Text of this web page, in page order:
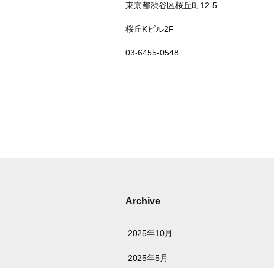
東京都渋谷区桜丘町12-5
桜丘Kビル2F
03-6455-0548
Archive
2025年10月
2025年5月